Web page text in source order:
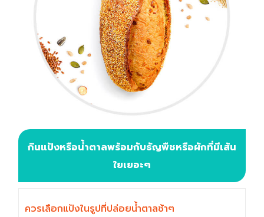
กินแป้งหรือน้ำตาลพร้อมกับธัญพืชหรือผักที่มีเส้น
ใยเยอะๆ
ควรเลือกแป้งในรูปที่ปล่อยน้ำตาลช้าๆ